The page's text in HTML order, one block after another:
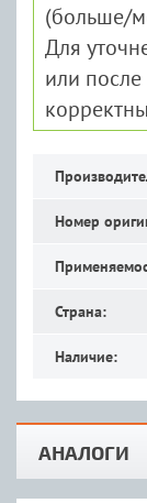
(больше/
Для
или
Номер
Страна:
Наличие:
АНАЛОГИ